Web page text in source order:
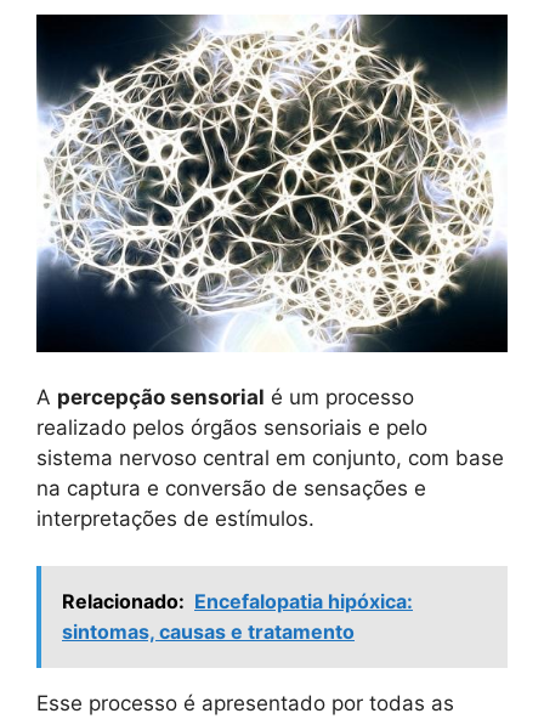
A percepção sensorial é um processo
realizado pelos órgãos sensoriais e pelo
sistema nervoso central em conjunto, com base
na captura e conversão de sensações e
interpretações de estímulos.
Relacionado: Encefalopatia hipóxica:
sintomas, causas e tratamento
Esse processo é apresentado por todas as